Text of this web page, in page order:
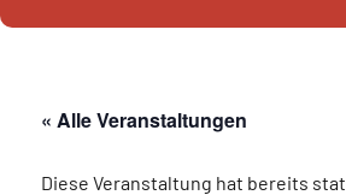
« Alle Veranstaltungen
Diese Veranstaltung hat bereits